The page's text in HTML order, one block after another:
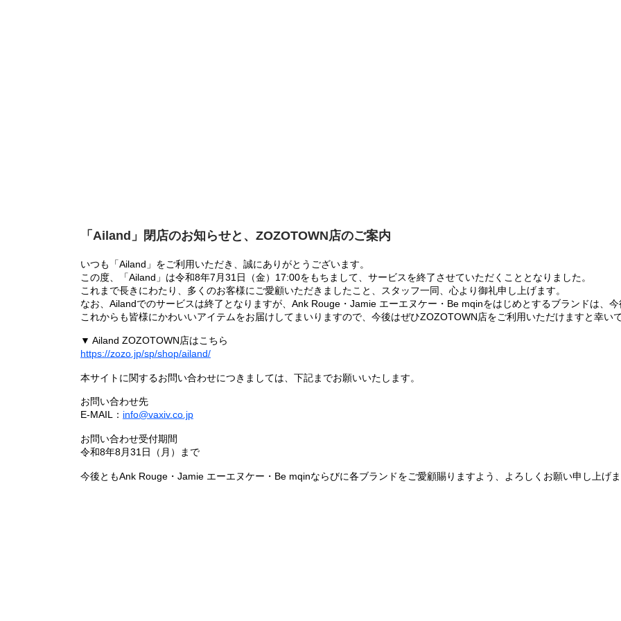
「Ailand」閉店のお知らせと、ZOZOTOWN店のご案内
いつも「Ailand」をご利用いただき、誠にありがとうございます。
この度、「Ailand」は令和8年7月31日（金）17:00をもちまして、サービスを終了させていただくこととなりました。
これまで長きにわたり、多くのお客様にご愛顧いただきましたこと、スタッフ一同、心より御礼申し上げます。
なお、Ailandでのサービスは終了となりますが、Ank Rouge・Jamie エーエヌケー・Be mqinをはじめとするブランドは、
これからも皆様にかわいいアイテムをお届けしてまいりますので、今後はぜひZOZOTOWN店をご利用いただけますと幸いで
▼ Ailand ZOZOTOWN店はこちら
https://zozo.jp/sp/shop/ailand/
本サイトに関するお問い合わせにつきましては、下記までお願いいたします。
お問い合わせ先
E-MAIL： info@vaxiv.co.jp
お問い合わせ受付期間
令和8年8月31日（月）まで
今後ともAnk Rouge・Jamie エーエヌケー・Be mqinならびに各ブランドをご愛顧賜りますよう、よろしくお願い申し上げま